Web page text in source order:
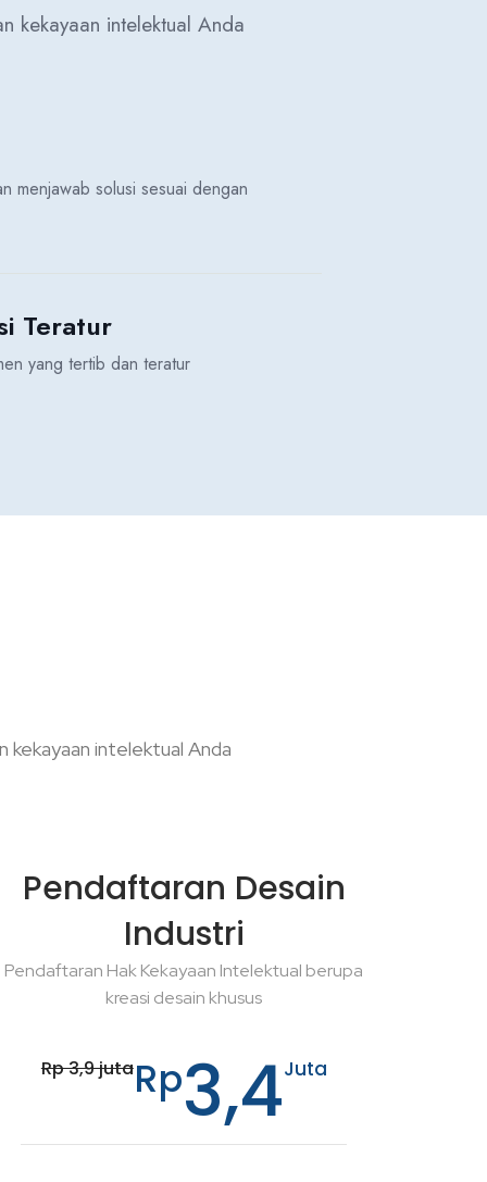
kekayaan intelektual Anda
menjawab solusi sesuai dengan
Teratur
yang tertib dan teratur
kekayaan intelektual Anda
Pendaftaran Desain
Industri
Pendaftaran Hak Kekayaan Intelektual berupa
kreasi desain khusus
Rp 3,9 jutaRp3,4Juta